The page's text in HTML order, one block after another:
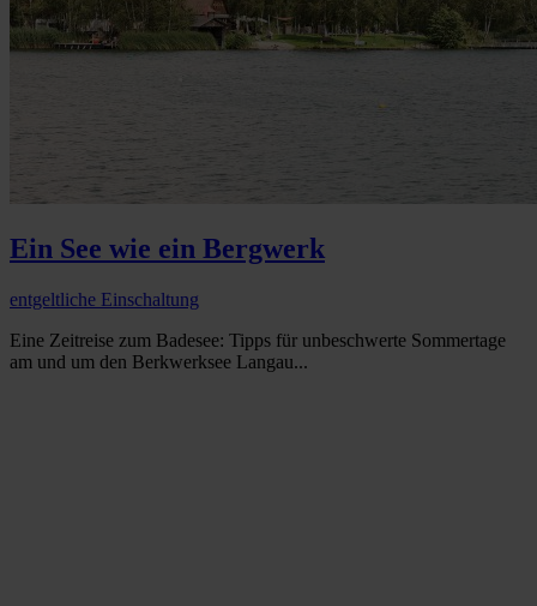
Ein See wie ein Bergwerk
entgeltliche Einschaltung
Eine Zeitreise zum Badesee: Tipps für unbeschwerte Sommertage
am und um den Berkwerksee Langau...